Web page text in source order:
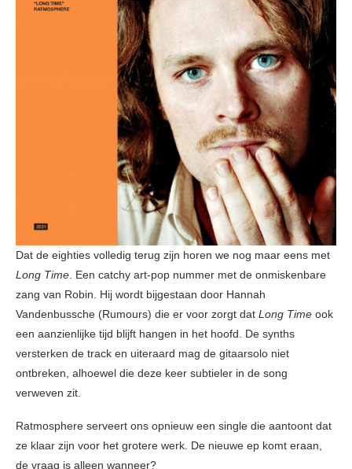
Dat de eighties volledig terug zijn horen we nog maar eens met
Long Time. Een catchy art-pop nummer met de onmiskenbare
zang van Robin. Hij wordt bijgestaan door Hannah
Vandenbussche (Rumours) die er voor zorgt dat Long Time ook
een aanzienlijke tijd blijft hangen in het hoofd. De synths
versterken de track en uiteraard mag de gitaarsolo niet
ontbreken, alhoewel die deze keer subtieler in de song
verweven zit.
Ratmosphere serveert ons opnieuw een single die aantoont dat
ze klaar zijn voor het grotere werk. De nieuwe ep komt eraan,
de vraag is alleen wanneer?